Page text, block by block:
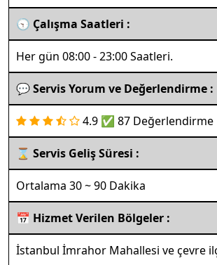
🕤 Çalışma Saatleri :
Her gün 08:00 - 23:00 Saatleri.
💬 Servis Yorum ve Değerlendirme :
4.9 ✅ 87 Değerlendirme
⌛ Servis Geliş Süresi :
Ortalama 30 ~ 90 Dakika
📅 Hizmet Verilen Bölgeler :
İstanbul İmrahor Mahallesi ve çevre